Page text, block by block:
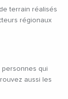
terrain réalisés
régionaux
personnes qui
aussi les